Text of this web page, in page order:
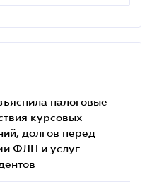
налоговые
курсовых
долгов перед
ФЛП и услуг